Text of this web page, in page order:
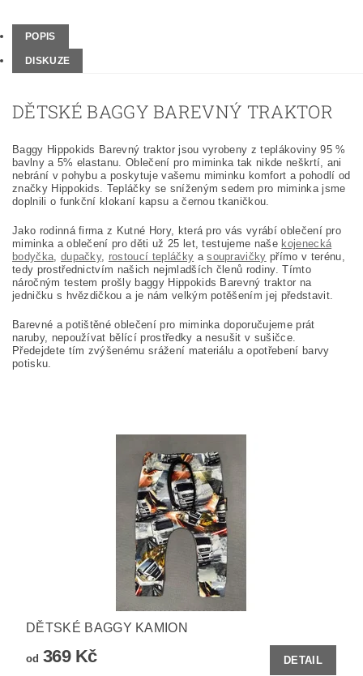
POPIS
DISKUZE
DĚTSKÉ BAGGY BAREVNÝ TRAKTOR
Baggy Hippokids Barevný traktor jsou vyrobeny z teplákoviny 95 %
bavlny a 5% elastanu. Oblečení pro miminka tak nikde neškrtí, ani
nebrání v pohybu a poskytuje vašemu miminku komfort a pohodlí od
značky Hippokids. Tepláčky se sníženým sedem pro miminka jsme
doplnili o funkční klokaní kapsu a černou tkaničkou.
Jako rodinná firma z Kutné Hory, která pro vás vyrábí oblečení pro
miminka a oblečení pro děti už 25 let, testujeme naše kojenecká
bodyčka dupačky, rostoucí tepláčky asoupravičky přímo v terénu,
tedy prostřednictvím našich nejmladších členů rodiny. Tímto
náročným testem prošly baggy Hippokids Barevný traktor na
jedničku s hvězdičkou a je nám velkým potěšením jej představit.
Barevné a potištěné oblečení pro miminka doporučujeme prát
naruby, nepoužívat bělící prostředky a nesušit v sušičce.
Předejdete tím zvýšenému srážení materiálu a opotřebení barvy
potisku.
DĚTSKÉ BAGGY KAMION
od 369 Kč DETAIL